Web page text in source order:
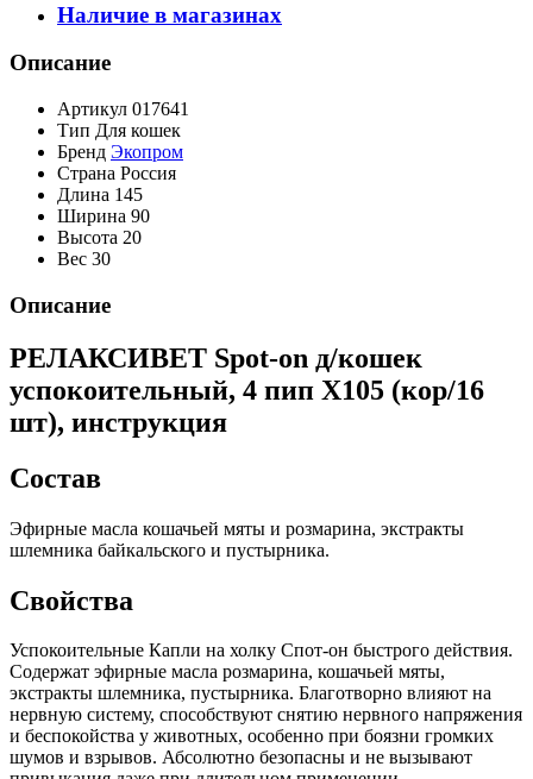
Наличие в магазинах
Описание
Артикул 017641
Тип Для кошек
Бренд Экопром
Страна Россия
Длина 145
Ширина 90
Высота 20
Вес 30
Описание
РЕЛАКСИВЕТ Spot-on д/кошек
успокоительный, 4 пип Х105 (кор/16
шт), инструкция
Состав
Эфирные масла кошачьей мяты и розмарина, экстракты
шлемника байкальского и пустырника.
Свойства
Успокоительные Капли на холку Спот-он быстрого действия.
Содержат эфирные масла розмарина, кошачьей мяты,
экстракты шлемника, пустырника. Благотворно влияют на
нервную систему, способствуют снятию нервного напряжения
и беспокойства у животных, особенно при боязни громких
шумов и взрывов. Абсолютно безопасны и не вызывают